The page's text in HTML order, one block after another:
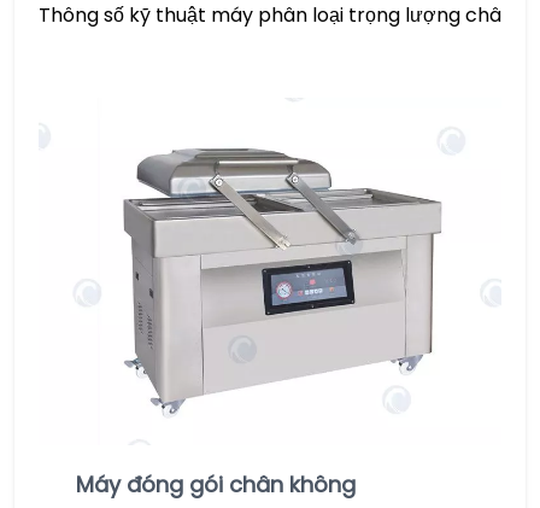
Thông số kỹ thuật máy phân loại trọng lượng chân
Máy đóng gói chân không